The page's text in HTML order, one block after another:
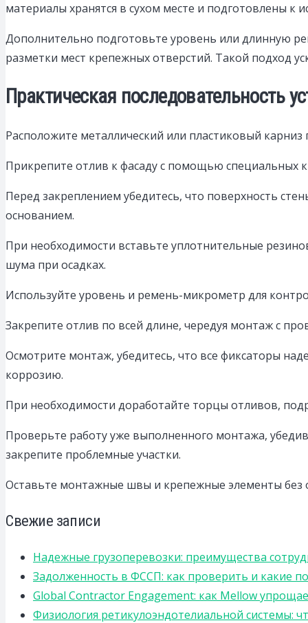
материалы хранятся в сухом месте и подготовлены к
Дополнительно подготовьте уровень или длинную
разметки мест крепежных отверстий. Такой подход
Практическая последовательность
Расположите металлический или пластиковый
Прикрепите отлив к фасаду с помощью специальных
Перед закреплением убедитесь, что поверхность
основанием.
При необходимости вставьте уплотнительные
шума при осадках.
Используйте уровень и ремень-микрометр для
Закрепите отлив по всей длине, чередуя монтаж с
Осмотрите монтаж, убедитесь, что все фиксаторы
коррозию.
При необходимости доработайте торцы отливов,
Проверьте работу уже выполненного монтажа,
закрепите проблемные участки.
Оставьте монтажные швы и крепежные элементы без
Свежие записи
Надежные грузоперевозки: преимущества
Задолженность в ФССП: как проверить и какие
Global Contractor Engagement: как Mellow
Физиология ретикулоэндотелиальной системы: